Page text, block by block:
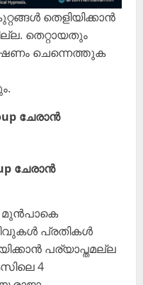
തെളിയിക്കാൻ
തെറ്റായതും
ചെന്നെത്തുക
ചേരാൻ
ചേരാൻ
പ്രതികൾ
പര്യാപ്തമല്ല
4